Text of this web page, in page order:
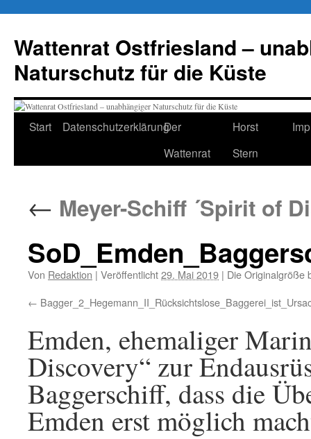
springen
Wattenrat Ostfriesland –
Naturschutz für die Küste
Start DatenschutzerklärungDer
Wattenrat
Horst
Stern
← Meyer-Schiff ´Spirit of
Von Redaktion | Veröffentlicht29. Mai 2019 | Die Originalgröße
Emden, ehemaliger
Discovery“ zur
Baggerschiff, dass die
Emden erst möglich